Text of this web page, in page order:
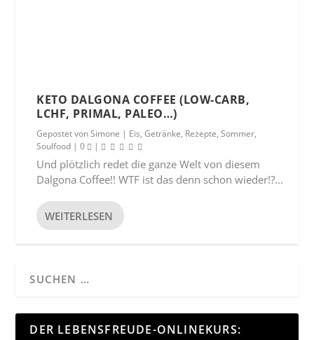
KETO DALGONA COFFEE (LOW-CARB,
LCHF, PRIMAL, PALEO…)
Gepostet vonSimone | Eis,Getränke, Rezepte,Sommer,
Soulfood |0 |
Und plötzlich redet die ganze Welt von diesem
Dalgona Coffee!! WTF ist das denn schon wieder!?...
WEITERLESEN
DER LEBENSFREUDE-ONLINEKURS: